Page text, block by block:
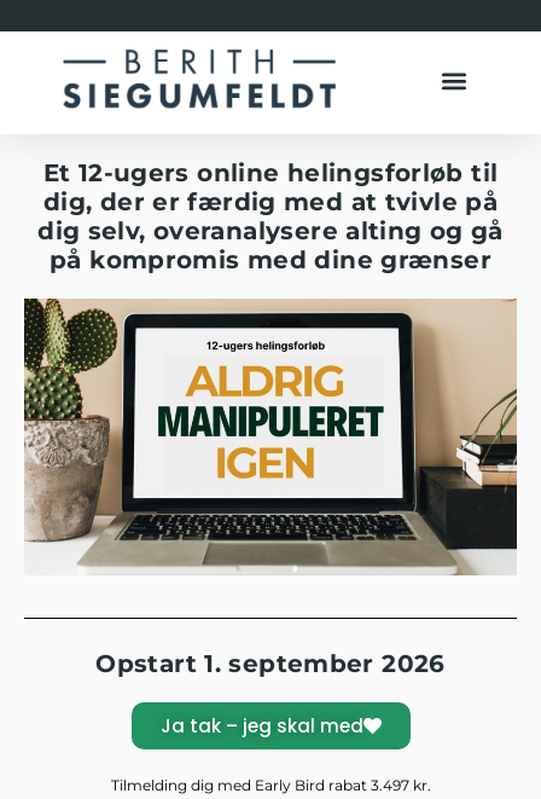
Et 12-ugers online helingsforløb til
dig, der er færdig med at tvivle på
dig selv, overanalysere alting og gå
på kompromis med dine grænser
Opstart 1. september 2026
Ja tak – jeg skal med
Tilmelding dig med Early Bird rabat 3.497 kr.